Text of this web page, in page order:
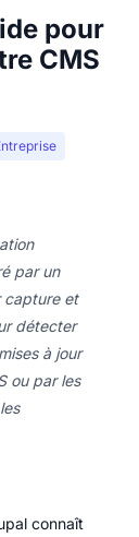
pour
CMS
par un
capture et
détecter
à jour
ou par les
connaît